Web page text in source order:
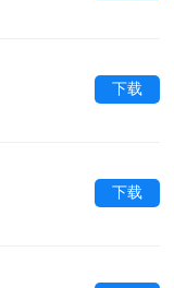
下载
下载